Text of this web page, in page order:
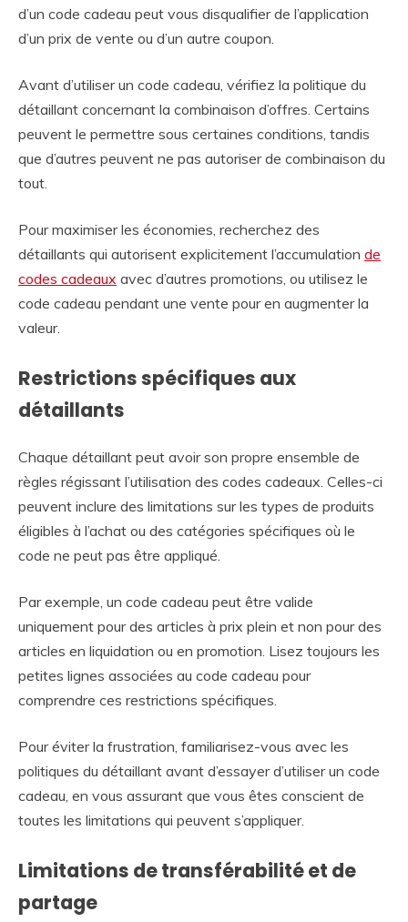
d’un code cadeau peut vous disqualifier de l’application
d’un prix de vente ou d’un autre coupon.
Avant d’utiliser un code cadeau, vérifiez la politique du
détaillant concernant la combinaison d’offres. Certains
peuvent le permettre sous certaines conditions, tandis
que d’autres peuvent ne pas autoriser de combinaison du
tout.
Pour maximiser les économies, recherchez des
détaillants qui autorisent explicitement l’accumulation de
codes cadeaux avec d’autres promotions, ou utilisez le
code cadeau pendant une vente pour en augmenter la
valeur.
Restrictions spécifiques aux
détaillants
Chaque détaillant peut avoir son propre ensemble de
règles régissant l’utilisation des codes cadeaux. Celles-ci
peuvent inclure des limitations sur les types de produits
éligibles à l’achat ou des catégories spécifiques où le
code ne peut pas être appliqué.
Par exemple, un code cadeau peut être valide
uniquement pour des articles à prix plein et non pour des
articles en liquidation ou en promotion. Lisez toujours les
petites lignes associées au code cadeau pour
comprendre ces restrictions spécifiques.
Pour éviter la frustration, familiarisez-vous avec les
politiques du détaillant avant d’essayer d’utiliser un code
cadeau, en vous assurant que vous êtes conscient de
toutes les limitations qui peuvent s’appliquer.
Limitations de transférabilité et de
partage